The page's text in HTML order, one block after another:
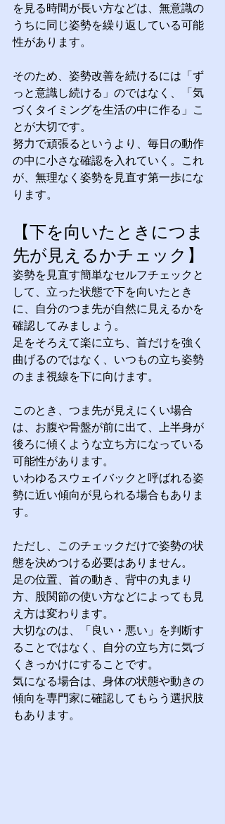
を見る時間が長い方などは、無意識の
うちに同じ姿勢を繰り返している可能
性があります。
そのため、姿勢改善を続けるには「ず
っと意識し続ける」のではなく、「気
づくタイミングを生活の中に作る」こ
とが大切です。
努力で頑張るというより、毎日の動作
の中に小さな確認を入れていく。これ
が、無理なく姿勢を見直す第一歩にな
ります。
【下を向いたときにつま
先が見えるかチェック】
姿勢を見直す簡単なセルフチェックと
して、立った状態で下を向いたとき
に、自分のつま先が自然に見えるかを
確認してみましょう。
足をそろえて楽に立ち、首だけを強く
曲げるのではなく、いつもの立ち姿勢
のまま視線を下に向けます。
このとき、つま先が見えにくい場合
は、お腹や骨盤が前に出て、上半身が
後ろに傾くような立ち方になっている
可能性があります。
いわゆるスウェイバックと呼ばれる姿
勢に近い傾向が見られる場合もありま
す。
ただし、このチェックだけで姿勢の状
態を決めつける必要はありません。
足の位置、首の動き、背中の丸まり
方、股関節の使い方などによっても見
え方は変わります。
大切なのは、「良い・悪い」を判断す
ることではなく、自分の立ち方に気づ
くきっかけにすることです。
気になる場合は、身体の状態や動きの
傾向を専門家に確認してもらう選択肢
もあります。